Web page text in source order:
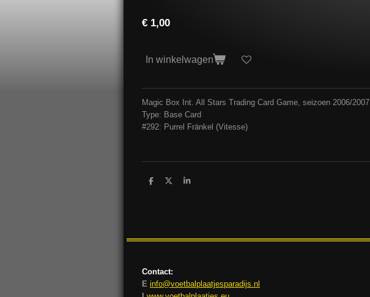
€ 1,00
In winkelwagen
Magic Box Int. All Stars Trading Card Game, seizoen 2006/2007
Type: Base Card
#292: Purrel Fränkel (Vitesse)
D
D
S
Contact:
E info@voetbalplaatjesparadijs.nl